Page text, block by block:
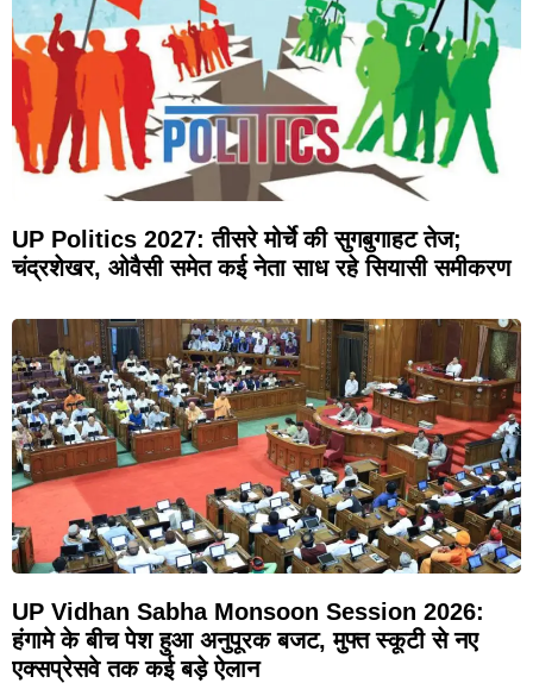
UP Politics 2027: तीसरे मोर्चे की सुगबुगाहट तेज;
चंद्रशेखर, ओवैसी समेत कई नेता साध रहे सियासी समीकरण
UP Vidhan Sabha Monsoon Session 2026:
हंगामे के बीच पेश हुआ अनुपूरक बजट, मुफ्त स्कूटी से नए
एक्सप्रेसवे तक कई बड़े ऐलान